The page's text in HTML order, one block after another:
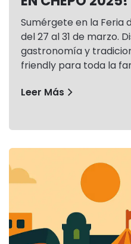
Sumérgete en la Feria
del 27 al 31 de marzo.
gastronomía y
friendly para toda la
Leer Más